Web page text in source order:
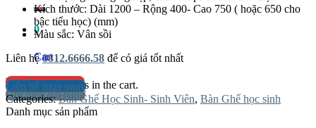
for:
0
Cart
No products in the cart.
Kích thước: Dài 1200 – Rộng 400- Cao 750 ( hoặc 650 cho
bậc tiểu học) (mm)
Màu sắc: Vân sồi
Liên hệ0812.6666.58 để có giá tốt nhất
Tư vấn mua hàng
Gọi điện đặt hàng
Liên hệ mua ngay
Categories:Bàn Ghế Học Sinh- Sinh Viên, Bàn Ghế học sinh
Danh mục sản phẩm